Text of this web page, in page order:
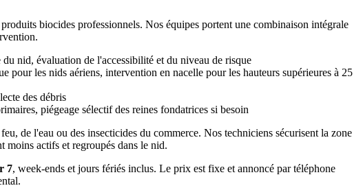
biocides professionnels. Nos équipes portent une combinaison intégrale
nid, évaluation de l'accessibilité et du niveau de risque
pour les nids aériens, intervention en nacelle pour les hauteurs supérieures à 25
des débris
piégeage sélectif des reines fondatrices si besoin
de l'eau ou des insecticides du commerce. Nos techniciens sécurisent la zone
moins actifs et regroupés dans le nid.
7, week-ends et jours fériés inclus. Le prix est fixe et annoncé par téléphone